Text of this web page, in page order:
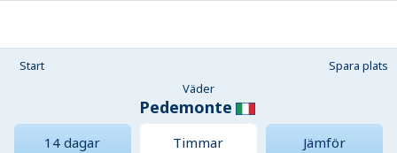
Start
Spara plats
Väder
Pedemonte
14 dagar Timmar
Jämför